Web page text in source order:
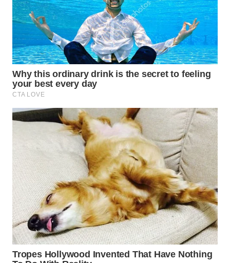
WN
PRIANGAN
TIMUR
WN
SEMARANG
SOLO
BOROBUDUR
WN
MADURA
WN
SURABAYA
WN